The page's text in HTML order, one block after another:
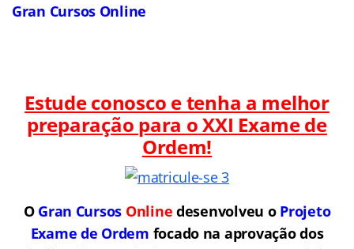
Gran Cursos Online
Estude conosco e tenha a melhor
preparação para oXXI Exame de
Ordem!
O Gran Cursos Online desenvolveu o Projeto
Exame de Ordem focado na aprovação dos